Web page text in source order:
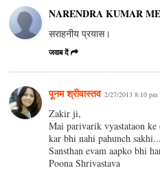
NARENDRA KUMAR
सराहनीय प्रयास।
जवाब दें
पूनम श्रीवास्तव 2/27/2013 8:10 pm
Zakir ji,
Mai parivarik vyastataon ke
kar bhi nahi pahunch
Sansthan evam aapko bhi
Poona Shrivastava